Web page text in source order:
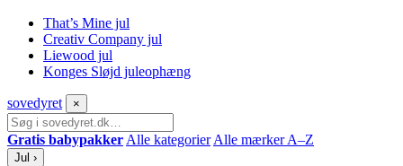
That’s Mine jul
Creativ Company jul
Liewood jul
Konges Sløjd juleophæng
sovedyret ×
Gratis babypakker Alle kategorier Alle mærker A–Z
Jul ›